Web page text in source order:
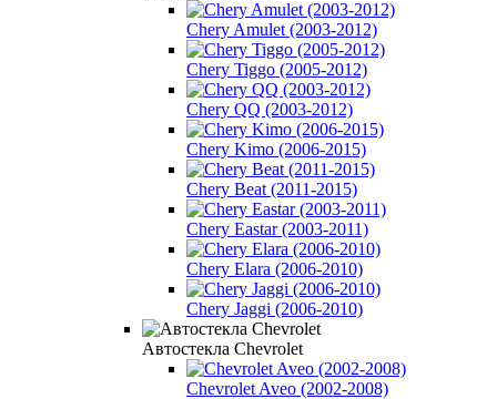
Chery Amulet (2003-2012)
Chery Tiggo (2005-2012)
Chery QQ (2003-2012)
Chery Kimo (2006-2015)
Chery Beat (2011-2015)
Chery Eastar (2003-2011)
Chery Elara (2006-2010)
Chery Jaggi (2006-2010)
Автостекла Chevrolet
Chevrolet Aveo (2002-2008)